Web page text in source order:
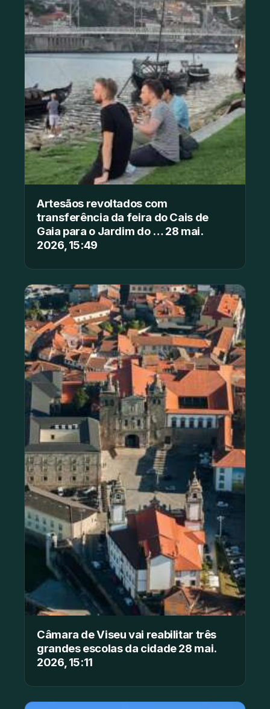
Artesãos revoltados com
transferência da feira do Cais de
Gaia para o Jardim do … 28 mai.
2026, 15:49
Câmara de Viseu vai reabilitar três
grandes escolas da cidade 28 mai.
2026, 15:11